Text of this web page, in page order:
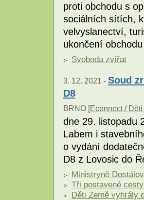
proti obchodu s
sociálních sítích,
velvyslanectví,
ukončení
Svoboda zvířat
3. 12. 2021 - Soud
D8
BRNO [Econnect / Děti
dne 29. listopadu
Labem i
o vydání
D8 z Lovosic do
Ministryně
Tři postavené
Děti Země vyhrály